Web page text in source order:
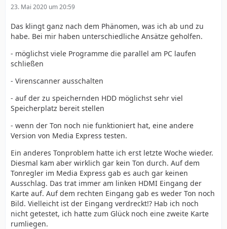
23. Mai 2020 um 20:59
Das klingt ganz nach dem Phänomen, was ich ab und zu
habe. Bei mir haben unterschiedliche Ansätze geholfen.
- möglichst viele Programme die parallel am PC laufen
schließen
- Virenscanner ausschalten
- auf der zu speichernden HDD möglichst sehr viel
Speicherplatz bereit stellen
- wenn der Ton noch nie funktioniert hat, eine andere
Version von Media Express testen.
Ein anderes Tonproblem hatte ich erst letzte Woche wieder.
Diesmal kam aber wirklich gar kein Ton durch. Auf dem
Tonregler im Media Express gab es auch gar keinen
Ausschlag. Das trat immer am linken HDMI Eingang der
Karte auf. Auf dem rechten Eingang gab es weder Ton noch
Bild. Vielleicht ist der Eingang verdreckt!? Hab ich noch
nicht getestet, ich hatte zum Glück noch eine zweite Karte
rumliegen.